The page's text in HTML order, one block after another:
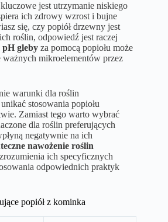
jest utrzymanie niskiego
ich zdrowy wzrost i bujne
się, czy popiół drzewny jest
roślin, odpowiedź jest raczej
pH gleby za pomocą popiołu może
mikroelementów przez
warunki dla roślin
stosowania popiołu
Zamiast tego warto wybrać
dla roślin preferujących
negatywnie na ich
nawożenie roślin
ich specyficznych
odpowiednich praktyk
popiół z kominka